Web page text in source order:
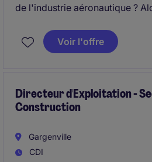
de l'industrie aéronautique ?
Voir l'offre
Directeur d'Exploitation -
Construction
Gargenville
CDI